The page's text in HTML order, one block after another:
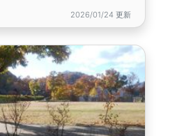
2026/01/24 更新